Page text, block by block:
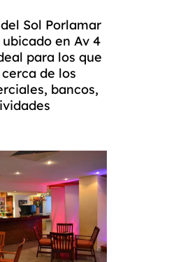
Sol Porlamar
en Av 4
para los que
de los
bancos,